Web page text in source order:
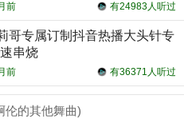
有24983人听过
前
哥专属订制抖音热播大头针专
串烧
有36371人听过
前
伦的其他舞曲)